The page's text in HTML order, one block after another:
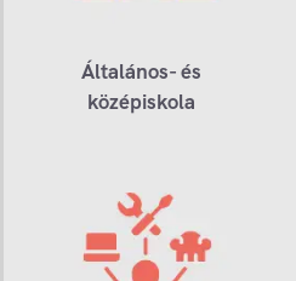
Általános- és
középiskola